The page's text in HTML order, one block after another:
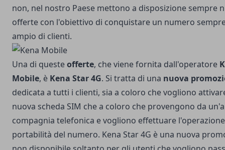
non, nel nostro Paese mettono a disposizione sempre
offerte con l'obiettivo di conquistare un numero
ampio di clienti.
Una di questeofferte, che viene fornita dall'operatore
Mobile, è Kena Star 4G. Si tratta di una nuova
dedicata a tutti i clienti, sia a coloro che vogliono
nuova scheda SIM che a coloro che provengono da
compagnia telefonica e vogliono effettuare
portabilità del numero. Kena Star 4G è una nuova